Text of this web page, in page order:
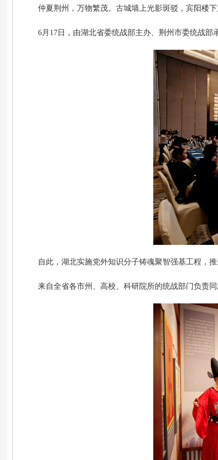
仲夏荆州，万物繁茂。古城墙上光影斑驳，宾阳楼
6月17日，由湖北省委统战部主办、荆州市委统战部
自此，湖北实施党外知识分子铸魂聚智强基工程，
来自全省各市州、高校、科研院所的统战部门负责